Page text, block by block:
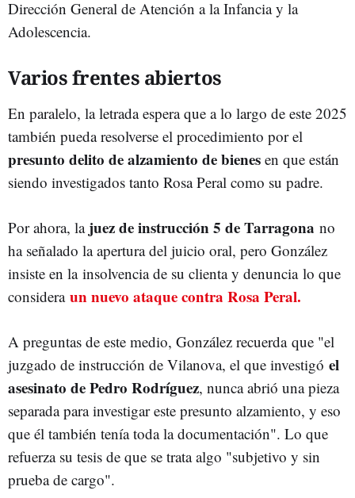
Dirección General de Atención a la Infancia y la
Adolescencia.
Varios frentes abiertos
En paralelo, la letrada espera que a lo largo de este 2025
también pueda resolverse el procedimiento por el
presunto delito de alzamiento de bienes en que están
siendo investigados tanto Rosa Peral como su padre.
Por ahora, lajuez de instrucción 5 de Tarragona no
ha señalado la apertura del juicio oral, pero González
insiste en la insolvencia de su clienta y denuncia lo que
considera un nuevo ataque contra Rosa Peral.
A preguntas de este medio, González recuerda que "el
juzgado de instrucción de Vilanova, el que investigó el
asesinato de Pedro Rodríguez, nunca abrió una pieza
separada para investigar este presunto alzamiento, y eso
que él también tenía toda la documentación". Lo que
refuerza su tesis de que se trata algo "subjetivo y sin
prueba de cargo".